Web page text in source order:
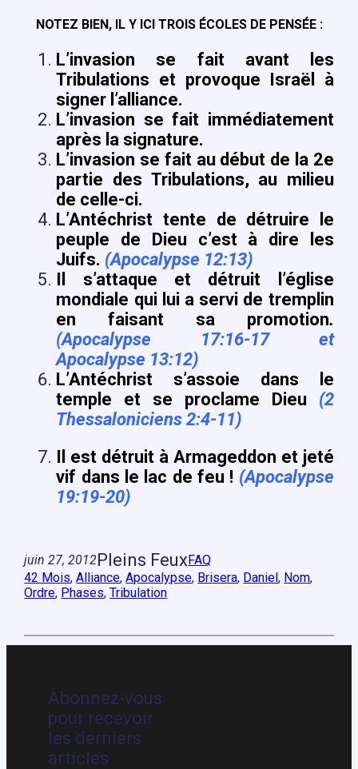
NOTEZ BIEN, IL Y ICI TROIS ÉCOLES DE PENSÉE :
L’invasion se fait avant les
Tribulations et provoque Israël à
signer l’alliance.
L’invasion se fait immédiatement
après la signature.
L’invasion se fait au début de la 2e
partie des Tribulations, au milieu
de celle-ci.
L’Antéchrist tente de détruire le
peuple de Dieu c’est à dire les
Juifs. (Apocalypse 12:13)
Il s’attaque et détruit l’église
mondiale qui lui a servi de tremplin
en faisant sa promotion.
(Apocalypse 17:16-17 et
Apocalypse 13:12)
L’Antéchrist s’assoie dans le
temple et se proclame Dieu (2
Thessaloniciens 2:4-11)
Il est détruit à Armageddon et jeté
vif dans le lac de feu ! (Apocalypse
19:19-20)
juin 27, 2012Pleins FeuxFAQ
42 Mois, Alliance, Apocalypse, Brisera, Daniel, Nom
Ordre, Phases, Tribulation
Abonnez-vous
pour recevoir
les derniers
articles